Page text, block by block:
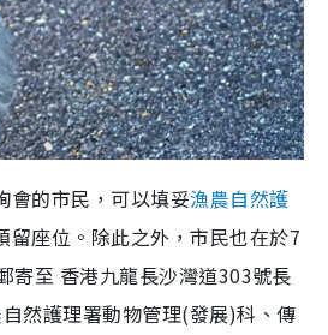
會的市民，可以填妥漁農自然護
留座位。除此之外，市民也在於7
寄至 香港九龍長沙灣道303號長
然護理署動物管理(發展)科、傳